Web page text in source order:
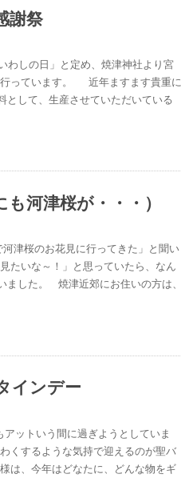
謝祭
わしの日」と定め、焼津神社より宮
行っています。 近年ますます貴重に
として、生産させていただいている
河津桜が・・・）
津桜のお花見に行ってきた」と聞い
！」と思っていたら、なん
ました。 焼津近郊にお住いの方は、
インデー
ットいう間に過ぎようとしていま
くするような気持で迎えるのが聖バ
は、今年はどなたに、どんな物をギ